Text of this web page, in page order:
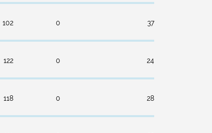
102 0 37
122 0 24
118 0 28